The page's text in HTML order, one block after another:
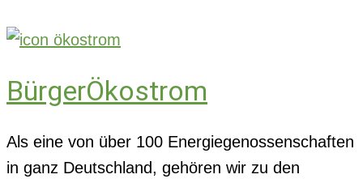
BürgerÖkostrom
Als eine von über 100 Energiegenossenschaften
in ganz Deutschland, gehören wir zu den